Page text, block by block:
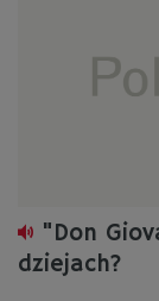
"Don
dziejach?